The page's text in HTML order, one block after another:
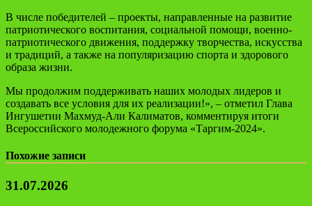
В числе победителей – проекты, направленные на развитие
патриотического воспитания, социальной помощи, военно-
патриотического движения, поддержку творчества, искусства
и традиций, а также на популяризацию спорта и здорового
образа жизни.
Мы продолжим поддерживать наших молодых лидеров и
создавать все условия для их реализации!», – отметил Глава
Ингушетии Махмуд-Али Калиматов, комментируя итоги
Всероссийского молодежного форума «Таргим-2024».
Похожие записи
31.07.2026